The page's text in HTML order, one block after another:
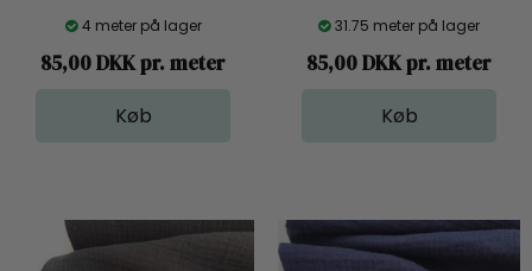
4 meter på lager
85,00 DKK pr. meter
31.75 meter på lager
85,00 DKK pr. meter